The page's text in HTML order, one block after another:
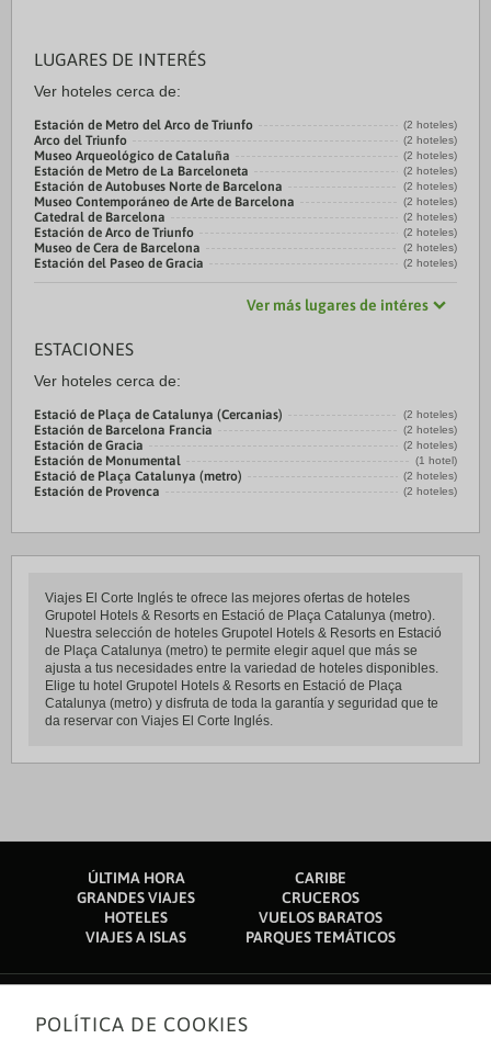
LUGARES DE INTERÉS
Ver hoteles cerca de:
Estación de Metro del Arco de Triunfo (2 hoteles)
Arco del Triunfo (2 hoteles)
Museo Arqueológico de Cataluña (2 hoteles)
Estación de Metro de La Barceloneta (2 hoteles)
Estación de Autobuses Norte de Barcelona (2 hoteles)
Museo Contemporáneo de Arte de Barcelona (2 hoteles)
Catedral de Barcelona (2 hoteles)
Estación de Arco de Triunfo (2 hoteles)
Museo de Cera de Barcelona (2 hoteles)
Estación del Paseo de Gracia (2 hoteles)
Ver más lugares de intéres
ESTACIONES
Ver hoteles cerca de:
Estació de Plaça de Catalunya (Cercanias) (2 hoteles)
Estación de Barcelona Francia (2 hoteles)
Estación de Gracia (2 hoteles)
Estación de Monumental (1 hotel)
Estació de Plaça Catalunya (metro) (2 hoteles)
Estación de Provenca (2 hoteles)
Viajes El Corte Inglés te ofrece las mejores ofertas de hoteles
Grupotel Hotels & Resorts en Estació de Plaça Catalunya (metro).
Nuestra selección de hoteles Grupotel Hotels & Resorts en Estació
de Plaça Catalunya (metro) te permite elegir aquel que más se
ajusta a tus necesidades entre la variedad de hoteles disponibles.
Elige tu hotel Grupotel Hotels & Resorts en Estació de Plaça
Catalunya (metro) y disfruta de toda la garantía y seguridad que te
da reservar con Viajes El Corte Inglés.
ÚLTIMA HORA
CARIBE
GRANDES VIAJES
CRUCEROS
HOTELES
VUELOS BARATOS
VIAJES A ISLAS
PARQUES TEMÁTICOS
Sobre nosotros
POLÍTICA DE COOKIES